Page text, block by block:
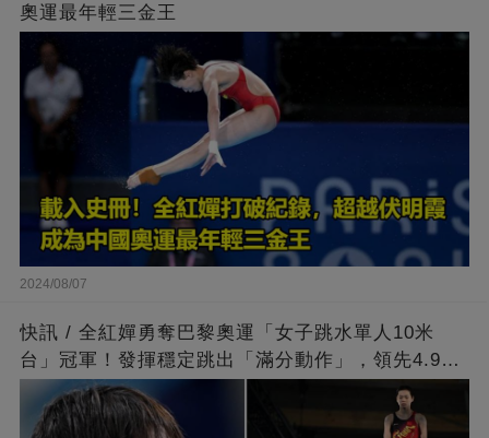
奧運最年輕三金王
2024/08/07
快訊 / 全紅嬋勇奪巴黎奧運「女子跳水單人10米
台」冠軍！發揮穩定跳出「滿分動作」，領先4.9分
擊敗陳芋汐